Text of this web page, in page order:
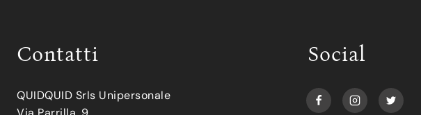
Contatti
QUIDQUID Srls Unipersonale
Social